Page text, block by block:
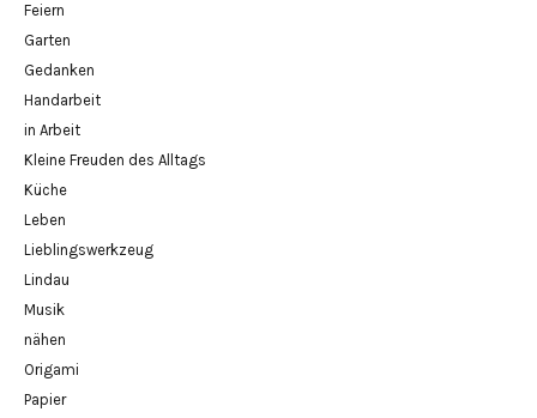
Feiern
Garten
Gedanken
Handarbeit
in Arbeit
Kleine Freuden des Alltags
Küche
Leben
Lieblingswerkzeug
Lindau
Musik
nähen
Origami
Papier